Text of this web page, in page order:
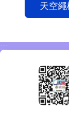
天空繩
:::